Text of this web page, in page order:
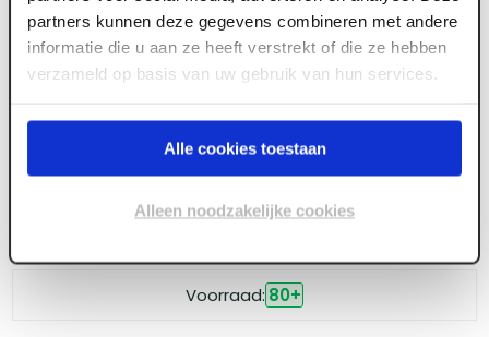
partners kunnen deze gegevens combineren met andere
informatie die u aan ze heeft verstrekt of die ze hebben
verzameld op basis van uw gebruik van hun services.
Alle cookies toestaan
Alleen noodzakelijke cookies
Meld je aan of maak een account aan om toegang
te krijgen tot de prijzen.
Log in voor prijzen
Wil je de scherpste prijs? Meld je aan voor een
account
Voorraad: 80+